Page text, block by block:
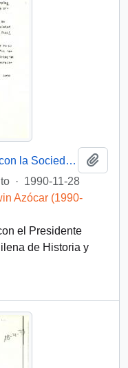
[ Carta de solicitud de entrevista con la Sociedad Chilena de Historia y Geografía].
· 1990-11-28
Azócar (1990-
el Presidente
de Historia y